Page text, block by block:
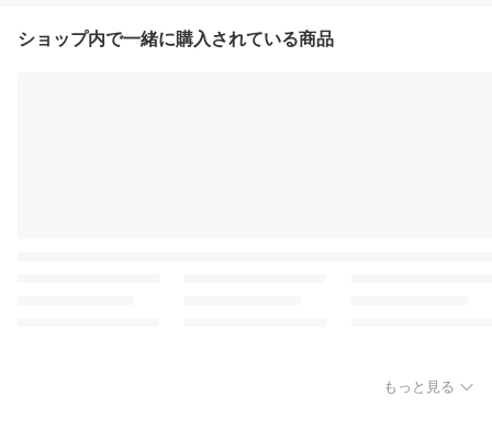
ショップ内で一緒に購入されている商品
もっと見る